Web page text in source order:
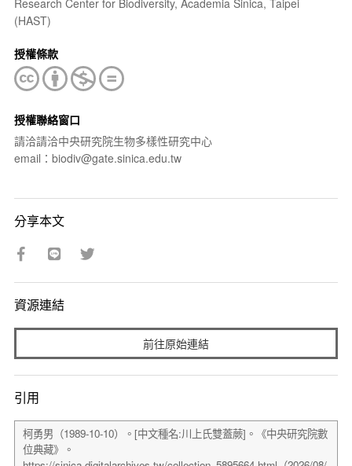
Research Center for Biodiversity, Academia Sinica, Taipei
(HAST)
授權條款
授權聯絡窗口
請洽請洽中央研究院生物多樣性研究中心
email：biodiv@gate.sinica.edu.tw
分享本文
資源連結
前往原始連結
引用